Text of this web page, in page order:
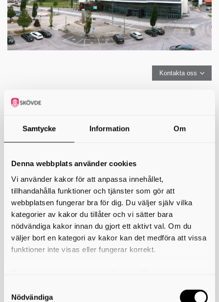
Samtycke Information Om
Denna webbplats använder cookies
Vi använder kakor för att anpassa innehållet,
tillhandahålla funktioner och tjänster som gör att
webbplatsen fungerar bra för dig. Du väljer själv vilka
kategorier av kakor du tillåter och vi sätter bara
nödvändiga kakor innan du gjort ett aktivt val. Om du
väljer bort en kategori av kakor kan det medföra att vissa
funktioner inte visas eller fungerar korrekt.
användning av kakor som du hittar längst ner på sidan
Nödvändiga
Kontakta oss
Parkering vid arenan